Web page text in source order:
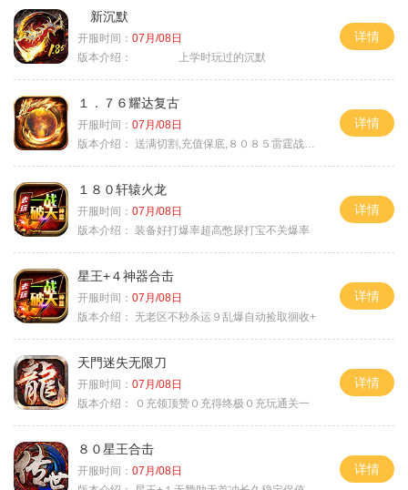
新沉默
开服时间： 07月/08日
版本介绍：
上学时玩过的沉默
详情
１．７６耀达复古
开服时间： 07月/08日
版本介绍： 送满切割,充值保底,８０８５雷霆战神微变
详情
１８０轩辕火龙
开服时间： 07月/08日
版本介绍： 装备好打爆率超高憋尿打宝不关爆率
详情
星王+４神器合击
开服时间： 07月/08日
版本介绍： 无老区不秒杀运９乱爆自动捡取徊收+
详情
天門迷失无限刀
开服时间： 07月/08日
版本介绍：
０充领顶赞０充得终极０充玩通关一
详情
８０星王合击
开服时间： 07月/08日
详情